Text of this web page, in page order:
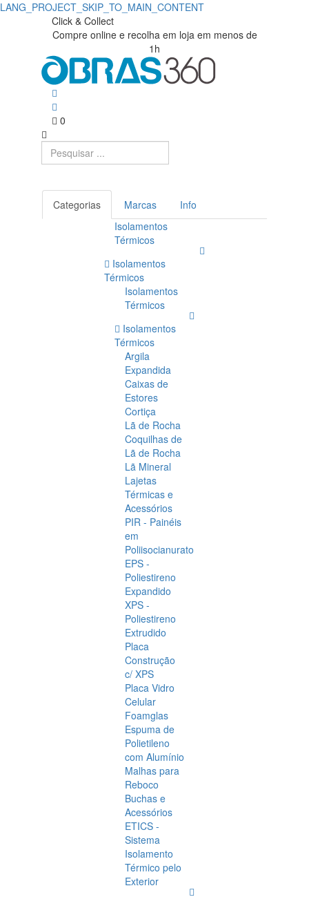
LANG_PROJECT_SKIP_TO_MAIN_CONTENT
Click & Collect
Compre online e recolha em loja em menos de
1h
0
Categorias Marcas
Info
Isolamentos
Térmicos
Isolamentos
Térmicos
Isolamentos
Térmicos
Isolamentos
Térmicos
Argila
Expandida
Caixas de
Estores
Cortiça
Lã de Rocha
Coquilhas de
Lã de Rocha
Lã Mineral
Lajetas
Térmicas e
Acessórios
PIR - Painéis
em
Poliisocianurato
EPS -
Poliestireno
Expandido
XPS -
Poliestireno
Extrudido
Placa
Construção
c/ XPS
Placa Vidro
Celular
Foamglas
Espuma de
Polietileno
com Alumínio
Malhas para
Reboco
Buchas e
Acessórios
ETICS -
Sistema
Isolamento
Térmico pelo
Exterior